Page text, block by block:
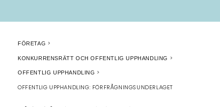
FÖRETAG
KONKURRENSRÄTT OCH OFFENTLIG UPPHANDLING
OFFENTLIG UPPHANDLING
OFFENTLIG UPPHANDLING: FÖRFRÅGNINGSUNDERLAGET